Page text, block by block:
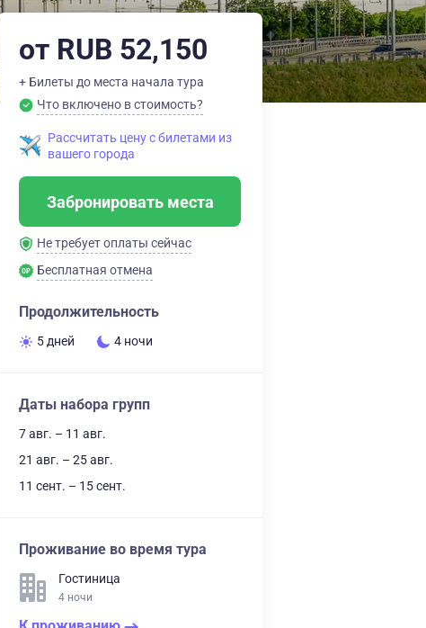
от RUB 52,150
+ Билеты до места начала тура
Что включено в стоимость?
Рассчитать цену с билетами из
вашего города
Забронировать места
Не требует оплаты сейчас
Бесплатная отмена
Продолжительность
5 дней 4 ночи
Даты набора групп
7 авг. – 11 авг.
21 авг. – 25 авг.
11 сент. – 15 сент.
Проживание во время тура
Гостиница
4 ночи